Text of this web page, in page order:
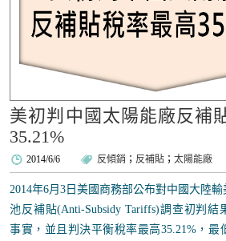
美初判中國太陽能廠反補
35.21%
2014/6/6 反傾銷 ； 反補貼 ；太陽能廠
2014年6月3日美國商務部公布對中國大陸
池反補貼(Anti-Subsidy Tariffs)調查初判結
事實，並且判決平衡稅率最高35.21%，最